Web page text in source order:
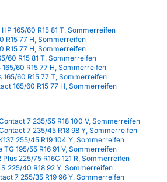
165/60 R15 81 T, Sommerreifen
R15 77 H, Sommerreifen
R15 77 H, Sommerreifen
60 R15 81 T, Sommerreifen
60 R15 77 H, Sommerreifen
165/60 R15 77 T, Sommerreifen
165/60 R15 77 H, Sommerreifen
7 235/55 R18 100 V, Sommerreifen
7 235/45 R18 98 Y, Sommerreifen
255/45 R19 104 Y, Sommerreifen
TG 195/55 R16 91 V, Sommerreifen
225/75 R16C 121 R, Sommerreifen
225/40 R18 92 Y, Sommerreifen
7 255/35 R19 96 Y, Sommerreifen